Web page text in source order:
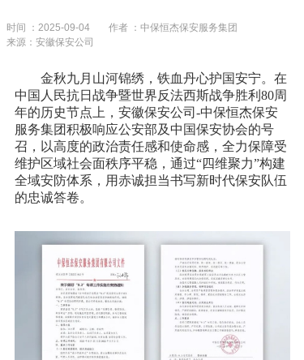
时间 ：2025-09-04
作者 ：中保恒杰保安服务集团
来源：安徽保安公司
金秋九月山河锦绣，铁血丹心护国安宁。在
中国人民抗日战争暨世界反法西斯战争胜利80周
年的历史节点上，安徽保安公司-中保恒杰保安
服务集团积极响应公安部及中国保安协会的号
召，以高度的政治责任感和使命感，全力保障受
维护区域社会面秩序平稳，通过“四维聚力”构建
全域安防体系，用赤诚担当书写新时代保安队伍
的忠诚答卷。